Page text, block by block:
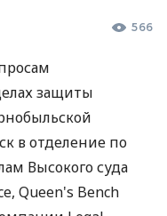
566
защиты
в отделение по
Высокого суда
Queen's Bench